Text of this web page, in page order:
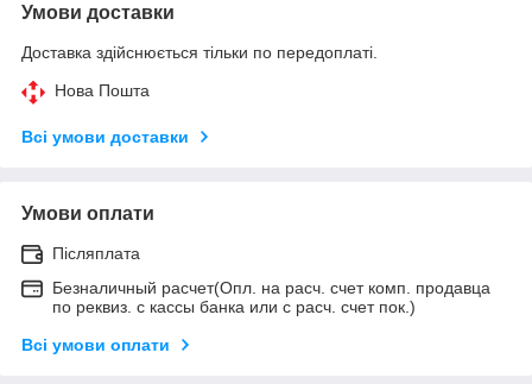
Умови доставки
Доставка здійснюється тільки по передоплаті.
Нова Пошта
Всі умови доставки
Умови оплати
Післяплата
Безналичный расчет(Опл. на расч. счет комп. продавца
по реквиз. с кассы банка или с расч. счет пок.)
Всі умови оплати